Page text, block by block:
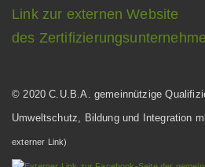
Link zur externen Website
des
© 2020 C.U.B.A. gemeinnützige
Umweltschutz, Bildung und Integration
externer Link)